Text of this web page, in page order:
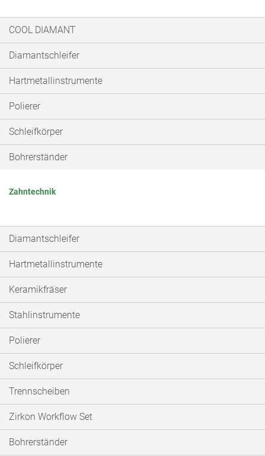
COOL DIAMANT
Diamantschleifer
Hartmetallinstrumente
Polierer
Schleifkörper
Bohrerständer
Zahntechnik
Diamantschleifer
Hartmetallinstrumente
Keramikfräser
Stahlinstrumente
Polierer
Schleifkörper
Trennscheiben
Zirkon Workflow Set
Bohrerständer